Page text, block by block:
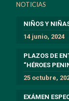
NOTICIAS
NIÑOS Y
14 junio, 2024
PLAZOS DE
“HÉROES
25 octubre,
EXÁMEN